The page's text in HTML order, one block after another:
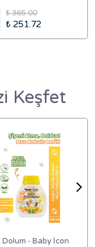
₺ 365.00
₺ 251.72
Keşfet
Dolum - Baby İcon